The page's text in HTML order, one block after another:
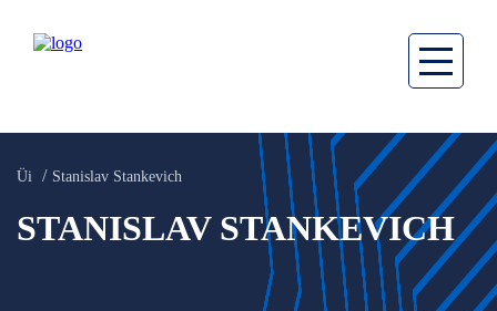
Üi Stanislav Stankevich
STANISLAV STANKEVICH